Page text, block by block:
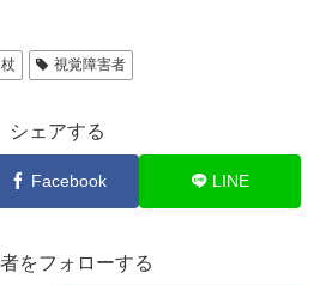
視覚障害者
シェアする
Facebook LINE
をフォローする